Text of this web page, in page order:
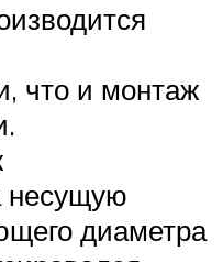
что и монтаж
несущую
диаметра